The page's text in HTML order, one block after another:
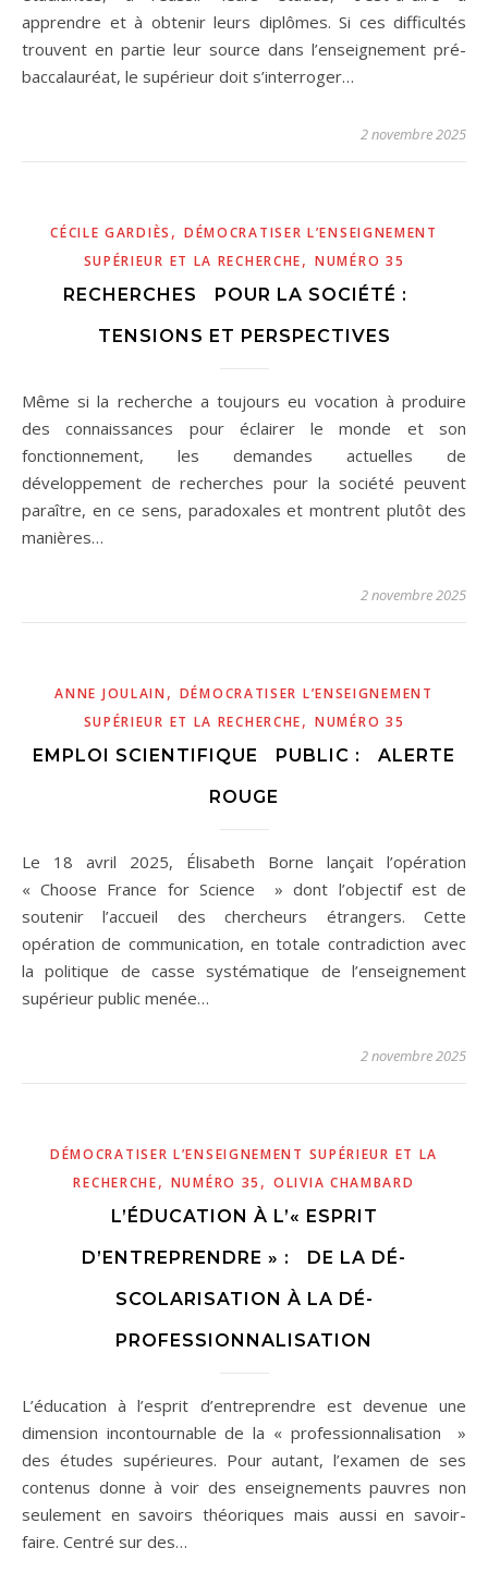
apprendre et à obtenir leurs diplômes. Si ces difficultés
trouvent en partie leur source dans l’enseignement pré-
baccalauréat, le supérieur doit s’interroger…
2 novembre 2025
CÉCILE GARDIÈS , DÉMOCRATISER L’ENSEIGNEMENT
SUPÉRIEUR ET LA RECHERCHE,NUMÉRO 35
RECHERCHES POUR LA SOCIÉTÉ :
TENSIONS ET PERSPECTIVES
Même si la recherche a toujours eu vocation à produire
des connaissances pour éclairer le monde et son
fonctionnement, les demandes actuelles de
développement de recherches pour la société peuvent
paraître, en ce sens, paradoxales et montrent plutôt des
manières…
2 novembre 2025
ANNE JOULAIN , DÉMOCRATISER L’ENSEIGNEMENT
SUPÉRIEUR ET LA RECHERCHE,NUMÉRO 35
EMPLOI SCIENTIFIQUE PUBLIC : ALERTE
ROUGE
Le 18 avril 2025, Élisabeth Borne lançait l’opération
« Choose France for Science » dont l’objectif est de
soutenir l’accueil des chercheurs étrangers. Cette
opération de communication, en totale contradiction avec
la politique de casse systématique de l’enseignement
supérieur public menée…
2 novembre 2025
DÉMOCRATISER L’ENSEIGNEMENT SUPÉRIEUR ET LA
RECHERCHE, NUMÉRO 35 ,OLIVIA CHAMBARD
L’ÉDUCATION À L’« ESPRIT
D’ENTREPRENDRE » : DE LA DÉ-
SCOLARISATION À LA DÉ-
PROFESSIONNALISATION
L’éducation à l’esprit d’entreprendre est devenue une
dimension incontournable de la « professionnalisation »
des études supérieures. Pour autant, l’examen de ses
contenus donne à voir des enseignements pauvres non
seulement en savoirs théoriques mais aussi en savoir-
faire. Centré sur des…